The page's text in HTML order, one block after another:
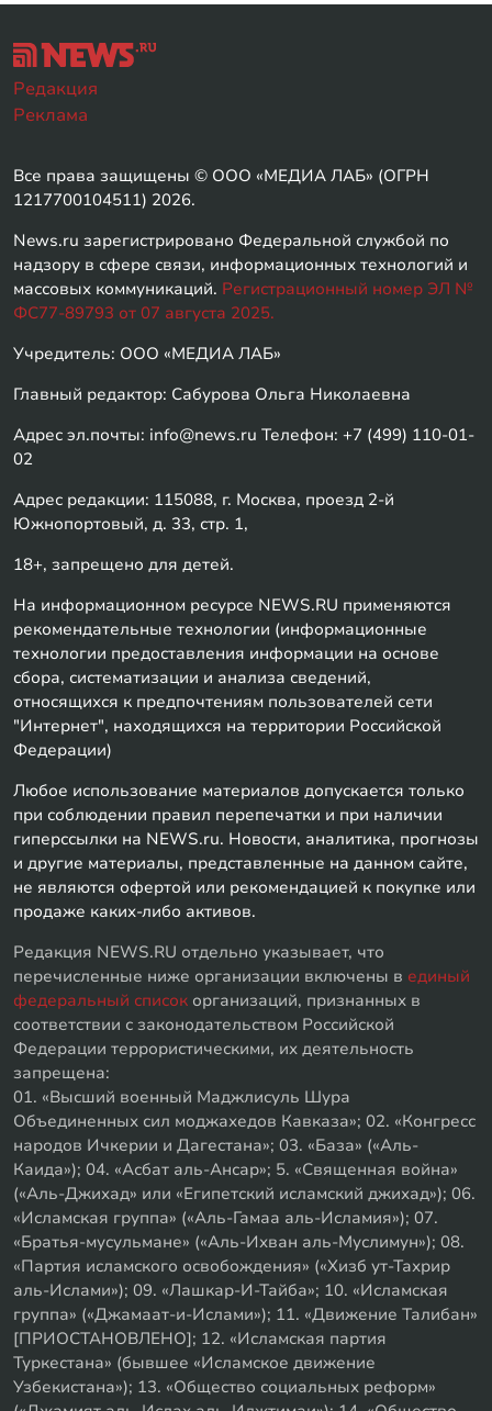
Редакция
Реклама
Все права защищены © ООО «МЕДИА ЛАБ» (ОГРН
1217700104511) 2026.
News.ru зарегистрировано Федеральной службой по
надзору в сфере связи, информационных технологий и
массовых коммуникаций. Регистрационный номер ЭЛ №
ФС77-89793 от 07 августа 2025.
Учредитель: ООО «МЕДИА ЛАБ»
Главный редактор: Сабурова Ольга Николаевна
Адрес эл.почты: info@news.ru Телефон: +7 (499) 110-01-
02
Адрес редакции: 115088, г. Москва, проезд 2-й
Южнопортовый, д. 33, стр. 1,
18+, запрещено для детей.
На информационном ресурсе NEWS.RU применяются
рекомендательные технологии (информационные
технологии предоставления информации на основе
сбора, систематизации и анализа сведений,
относящихся к предпочтениям пользователей сети
"Интернет", находящихся на территории Российской
Федерации)
Любое использование материалов допускается только
при соблюдении правил перепечатки и при наличии
гиперссылки на NEWS.ru. Новости, аналитика, прогнозы
и другие материалы, представленные на данном сайте,
не являются офертой или рекомендацией к покупке или
продаже каких-либо активов.
Редакция NEWS.RU отдельно указывает, что
перечисленные ниже организации включены в единый
федеральный список организаций, признанных в
соответствии с законодательством Российской
Федерации террористическими, их деятельность
запрещена:
01. «Высший военный Маджлисуль Шура
Объединенных сил моджахедов Кавказа»; 02. «Конгресс
народов Ичкерии и Дагестана»; 03. «База» («Аль-
Каида»); 04. «Асбат аль-Ансар»; 5. «Священная война»
(«Аль-Джихад» или «Египетский исламский джихад»); 06.
«Исламская группа» («Аль-Гамаа аль-Исламия»); 07.
«Братья-мусульмане» («Аль-Ихван аль-Муслимун»); 08.
«Партия исламского освобождения» («Хизб ут-Тахрир
аль-Ислами»); 09. «Лашкар-И-Тайба»; 10. «Исламская
группа» («Джамаат-и-Ислами»); 11. «Движение Талибан»
[ПРИОСТАНОВЛЕНО]; 12. «Исламская партия
Туркестана» (бывшее «Исламское движение
Узбекистана»); 13. «Общество социальных реформ»